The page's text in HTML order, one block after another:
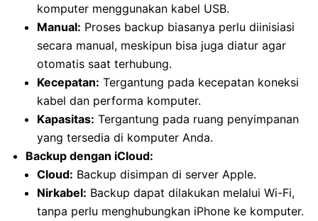
komputer menggunakan kabel USB.
Manual: Proses backup biasanya perlu diinisiasi
secara manual, meskipun bisa juga diatur agar
otomatis saat terhubung.
Kecepatan: Tergantung pada kecepatan koneksi
kabel dan performa komputer.
Kapasitas: Tergantung pada ruang penyimpanan
yang tersedia di komputer Anda.
Backup dengan iCloud:
Cloud: Backup disimpan di server Apple.
Nirkabel: Backup dapat dilakukan melalui Wi-Fi,
tanpa perlu menghubungkan iPhone ke komputer.